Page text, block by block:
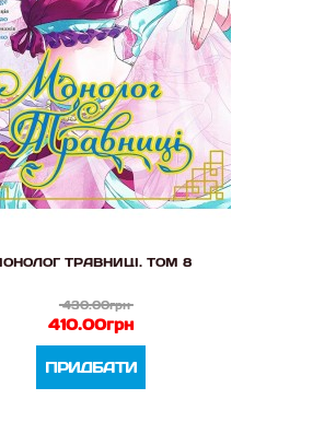
ТРАВНИЦІ. ТОМ 8
430.00грн
410.00грн
ПРИДБАТИ